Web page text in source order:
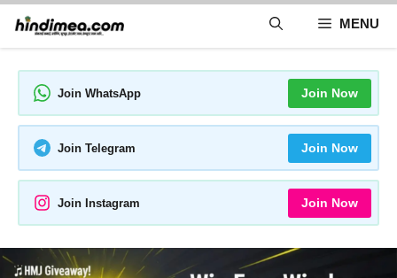
Skip
content
MENU
Join WhatsApp Join Now
Join Telegram Join Now
Join Instagram Join Now